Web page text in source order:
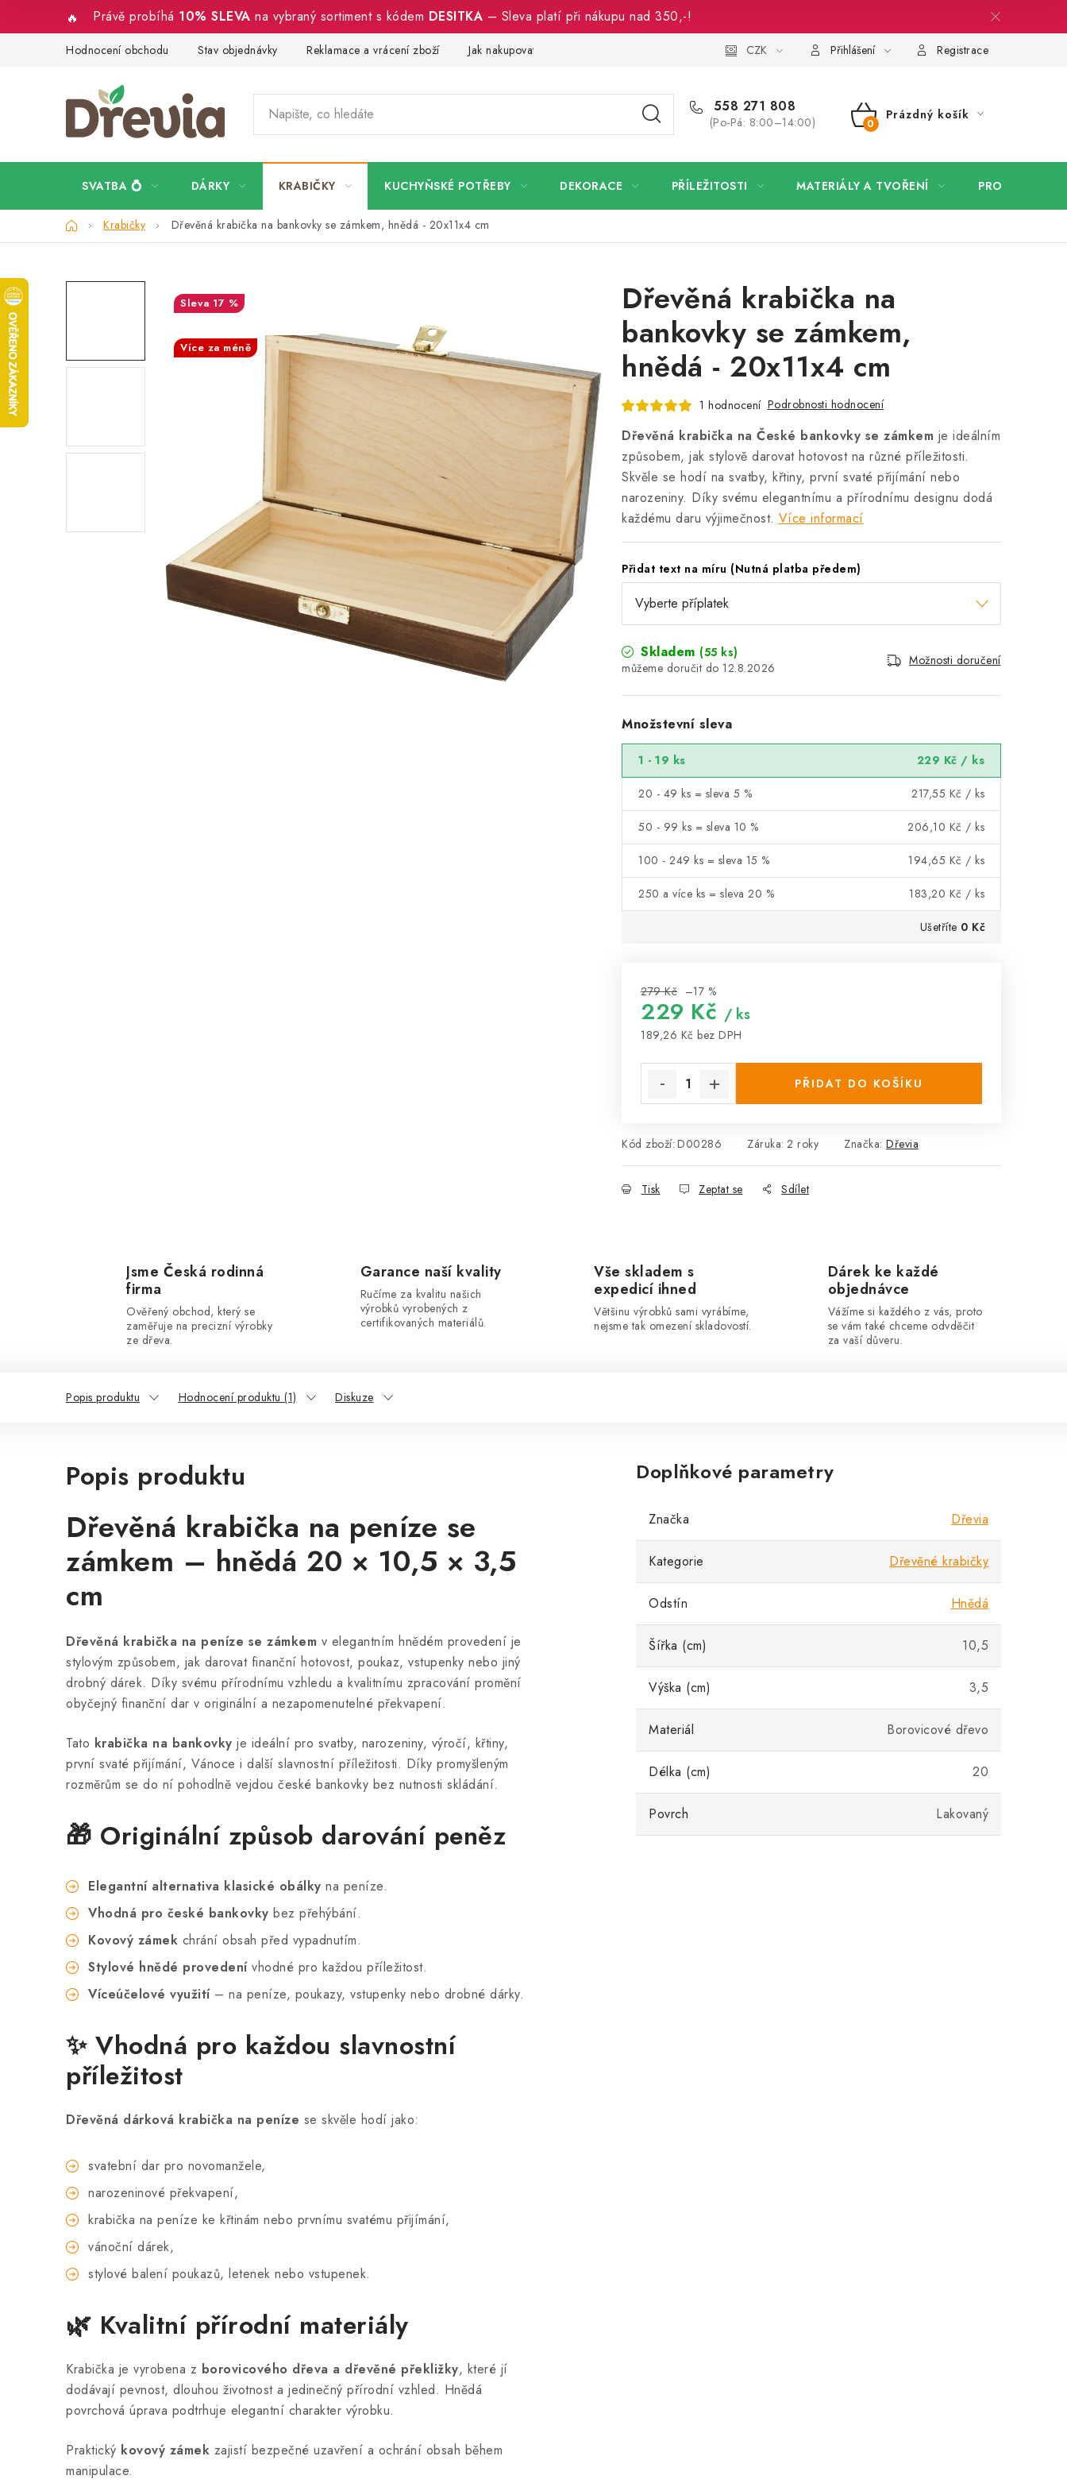
Právě probíhá 10% SLEVA na vybraný sortiment s kódem DESITKA – Sleva platí při nákupu nad 350,-!
Hodnocení obchodu Stav objednávky Reklamace a vrácení zboží Jak nakupovat Pro firmy Velkoobchod Kontakt
CZK Přihlášení Registrace
558 271 808
(Po-Pá: 8:00–14:00)
NÁKUPNÍ
Prázdný košík
SVATBA 💍 DÁRKY KRABIČKY KUCHYŇSKÉ POTŘEBY DEKORACE PŘÍLEŽITOSTI MATERIÁLY A TVOŘENÍ PRO FIRMY
DomůKrabičky Dřevěná krabička na bankovky se zámkem, hnědá - 20x11x4 cm
Dřevěná krabička na
bankovky se zámkem,
hnědá - 20x11x4 cm
1 hodnocení Podrobnosti hodnocení
Dřevěná krabička na České bankovky se zámkem je ideálním
způsobem, jak stylově darovat hotovost na různé příležitosti.
Skvěle se hodí na svatby, křtiny, první svaté přijímání nebo
narozeniny. Díky svému elegantnímu a přírodnímu designu dodá
každému daru výjimečnost. Více informací
Přidat text na míru (Nutná platba předem)
Skladem (55 ks)
12.8.2026
Možnosti doručení
Množstevní sleva
1 - 19 ks 229 Kč / ks
20 - 49 ks = sleva 5 % 217,55 Kč / ks
50 - 99 ks = sleva 10 % 206,10 Kč / ks
100 - 249 ks = sleva 15 % 194,65 Kč / ks
250 a více ks = sleva 20 % 183,20 Kč / ks
Ušetříte 0 Kč
279 Kč –17 %
229 Kč / ks
189,26 Kč bez DPH
PŘIDAT DO KOŠÍKU
Kód zboží: D00286 Záruka: 2 roky Značka: Dřevia
Tisk Zeptat se Sdílet
17 %
Více za méně
Jsme Česká rodinná
firma
Ověřený obchod, který se
zaměřuje na precizní výrobky
ze dřeva.
Garance naší kvality
Ručíme za kvalitu našich
výrobků vyrobených z
certifikovaných materiálů.
Vše skladem s
expedicí ihned
Většinu výrobků sami vyrábíme,
nejsme tak omezení skladovostí.
Dárek ke každé
objednávce
Vážíme si každého z vás, proto
se vám také chceme odvděčit
za vaší důveru.
Popis produktu Hodnocení produktu (1) Diskuze
Popis produktu
Dřevěná krabička na peníze se
zámkem – hnědá 20 × 10,5 × 3,5
cm
Dřevěná krabička na peníze se zámkem v elegantním hnědém provedení je
stylovým způsobem, jak darovat finanční hotovost, poukaz, vstupenky nebo jiný
drobný dárek. Díky svému přírodnímu vzhledu a kvalitnímu zpracování promění
obyčejný finanční dar v originální a nezapomenutelné překvapení.
Tato krabička na bankovky je ideální pro svatby, narozeniny, výročí, křtiny,
první svaté přijímání, Vánoce i další slavnostní příležitosti. Díky promyšleným
rozměrům se do ní pohodlně vejdou české bankovky bez nutnosti skládání.
🎁 Originální způsob darování peněz
Elegantní alternativa klasické obálky na peníze.
Vhodná pro české bankovky bez přehýbání.
Kovový zámek chrání obsah před vypadnutím.
Stylové hnědé provedenívhodné pro každou příležitost.
Víceúčelové využití– na peníze, poukazy, vstupenky nebo drobné dárky.
✨ Vhodná pro každou slavnostní
příležitost
Dřevěná dárková krabička na peníze se skvěle hodí jako:
svatební dar pro novomanžele,
narozeninové překvapení,
krabička na peníze ke křtinám nebo prvnímu svatému přijímání,
vánoční dárek,
stylové balení poukazů, letenek nebo vstupenek.
🌿 Kvalitní přírodní materiály
Krabička je vyrobena z borovicového dřeva a dřevěné překližky, které jí
dodávají pevnost, dlouhou životnost a jedinečný přírodní vzhled. Hnědá
povrchová úprava podtrhuje elegantní charakter výrobku.
Praktický kovový zámek zajistí bezpečné uzavření a ochrání obsah během
manipulace.
Doplňkové parametry
Značka Dřevia
Kategorie Dřevěné krabičky
Odstín Hnědá
Šířka (cm) 10,5
Výška (cm) 3,5
Materiál Borovicové dřevo
Délka (cm) 20
Povrch Lakovaný